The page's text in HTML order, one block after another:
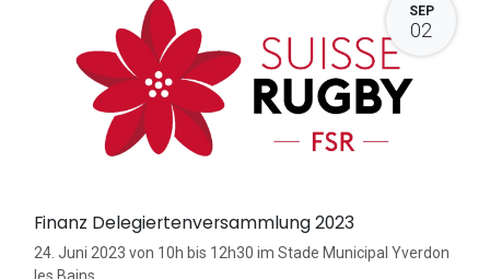
SEP
02
Finanz Delegiertenversammlung 2023
24. Juni 2023 von 10h bis 12h30 im Stade Municipal Yverdon